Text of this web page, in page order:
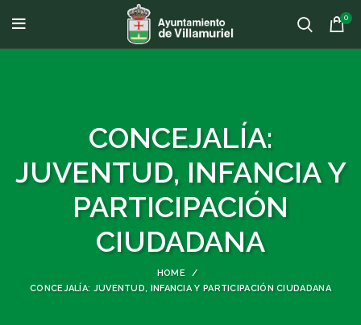
0
CONCEJALÍA:
JUVENTUD, INFANCIA Y
PARTICIPACIÓN
CIUDADANA
HOME
CONCEJALÍA: JUVENTUD, INFANCIA Y PARTICIPACIÓN CIUDADANA